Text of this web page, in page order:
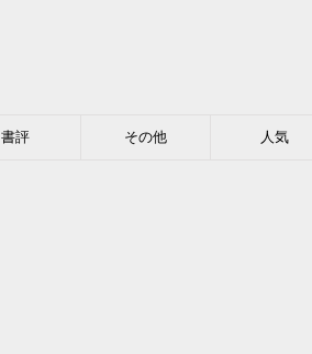
書評 その他 人気